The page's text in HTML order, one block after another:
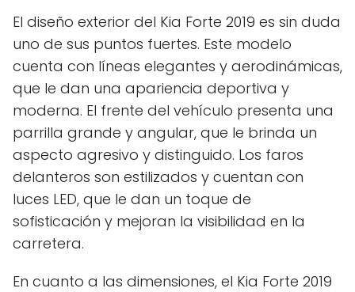
El diseño exterior del Kia Forte 2019 es sin duda
uno de sus puntos fuertes. Este modelo
cuenta con líneas elegantes y aerodinámicas,
que le dan una apariencia deportiva y
moderna. El frente del vehículo presenta una
parrilla grande y angular, que le brinda un
aspecto agresivo y distinguido. Los faros
delanteros son estilizados y cuentan con
luces LED, que le dan un toque de
sofisticación y mejoran la visibilidad en la
carretera.
En cuanto a las dimensiones, el Kia Forte 2019